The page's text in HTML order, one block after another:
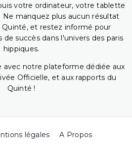
votre ordinateur, votre tablette
manquez plus aucun résultat
Quinté, et restez informé pour
de succès dans l'univers des paris
hippiques.
avec notre plateforme dédiée aux
Officielle, et aux rapports du
Quinté !
légales A Propos